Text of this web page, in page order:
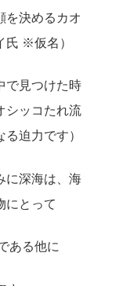
を決めるカオ
氏 ※仮名）
で見つけた時
シッコたれ流
る迫力です）
に深海は、海
にとって
ある他に